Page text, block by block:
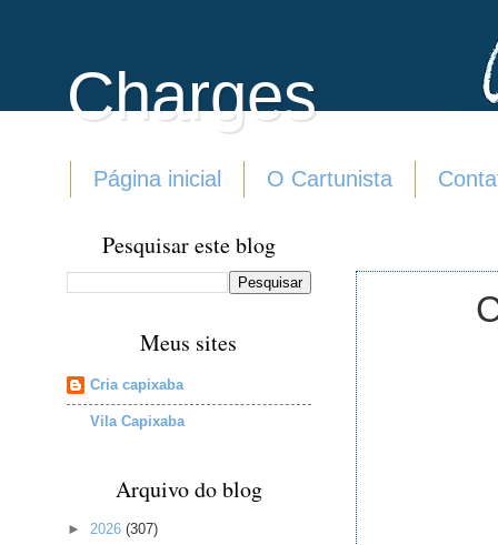
Charges
Página inicial O Cartunista
Pesquisar este blog
Meus sites
Cria capixaba
Vila Capixaba
Arquivo do blog
► 2026 (307)